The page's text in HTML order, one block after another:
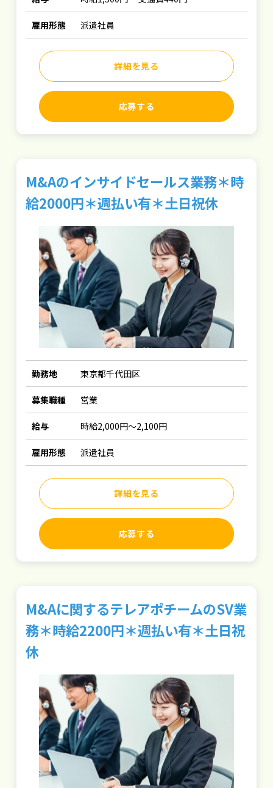
雇用形態 派遣社員
詳細を見る
応募する
M&Aのインサイドセールス業務＊時
給2000円＊週払い有＊土日祝休
勤務地 東京都千代田区
募集職種 営業
給与 時給2,000円～2,100円
雇用形態 派遣社員
詳細を見る
応募する
M&Aに関するテレアポチームのSV業
務＊時給2200円＊週払い有＊土日祝
休